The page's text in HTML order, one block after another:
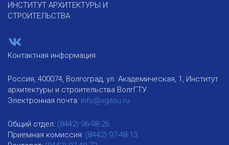
ИНСТИТУТ АРХИТЕКТУРЫ И
СТРОИТЕЛЬСТВА
Контактная информация
Россия, 400074, Волгоград, ул. Академическая, 1, Институт
архитектуры и строительства ВолгГТУ
Электронная почта: info@vgasu.ru
Общий отдел: (8442) 96-98-26
Приемная комиссия: (8442) 97-48-13